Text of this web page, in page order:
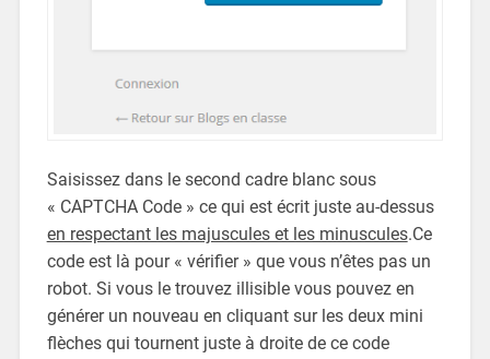
Saisissez dans le second cadre blanc sous
« CAPTCHA Code » ce qui est écrit juste au-dessus
en respectant les majuscules et les minuscules.Ce
code est là pour « vérifier » que vous n’êtes pas un
robot. Si vous le trouvez illisible vous pouvez en
générer un nouveau en cliquant sur les deux mini
flèches qui tournent juste à droite de ce code